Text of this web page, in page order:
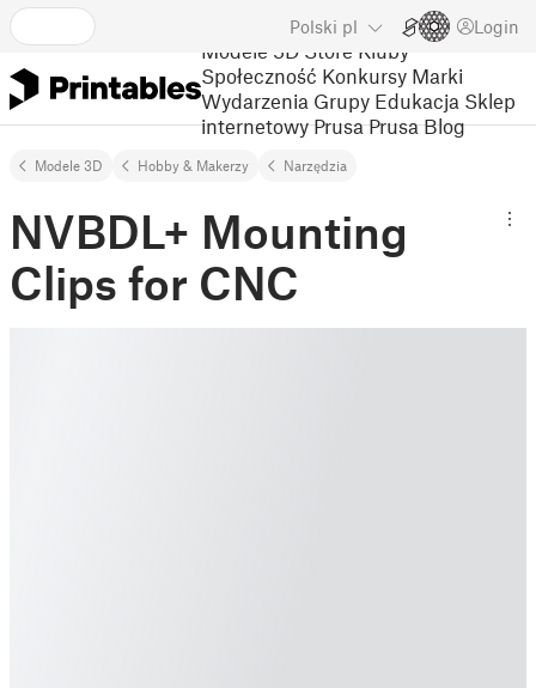
Polski pl Login
Modele 3D Store Kluby
Społeczność Konkursy Marki
Wydarzenia Grupy Edukacja Sklep
internetowy Prusa Prusa Blog
Modele 3D Hobby & Makerzy Narzędzia
NVBDL+ Mounting
Clips for CNC